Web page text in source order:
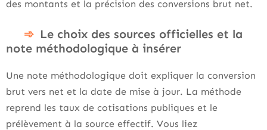
des montants et la précision des conversions brut net.
Le choix des sources officielles et la
note méthodologique à insérer
Une note méthodologique doit expliquer la conversion
brut vers net et la date de mise à jour. La méthode
reprend les taux de cotisations publiques et le
prélèvement à la source effectif. Vous liez